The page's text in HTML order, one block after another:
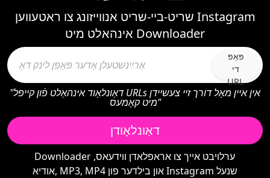
שריט-ביי-שריט אנווייזונג צו ראטעווען Instagram
אינהאלט מיט Downloader
פּאַפּ
די
URL
"דאַונלאָוד אינהאַלט פֿון קייפל URLs אין איין מאָל דורך זיי צעשיידן
מיט קאָמעס"
דאַונלאָודן
Downloader ערלויבט אייך צו אראפלאדן ווידעאס,
אודיא, MP3, MP4 און בילדער פון Instagram שנעל